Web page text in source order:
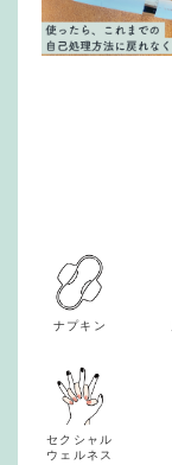
ナプキン
セクシャル
ウェルネス